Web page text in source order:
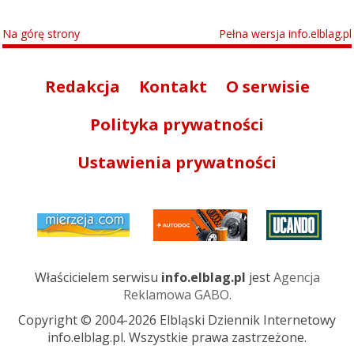
Na górę strony Pełna wersja info.elblag.pl
Redakcja Kontakt
O serwisie
Polityka prywatności
Ustawienia prywatności
Właścicielem serwisu info.elblag.pl jestAgencja
Reklamowa GABO.
Copyright © 2004-2026 Elbląski Dziennik Internetowy
info.elblag.pl. Wszystkie prawa zastrzeżone.